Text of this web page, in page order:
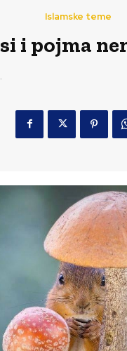
Islamske teme
i pojma